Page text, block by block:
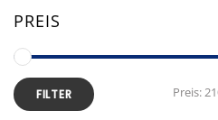
PREIS
FILTER Preis: